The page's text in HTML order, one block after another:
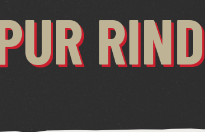
RIND